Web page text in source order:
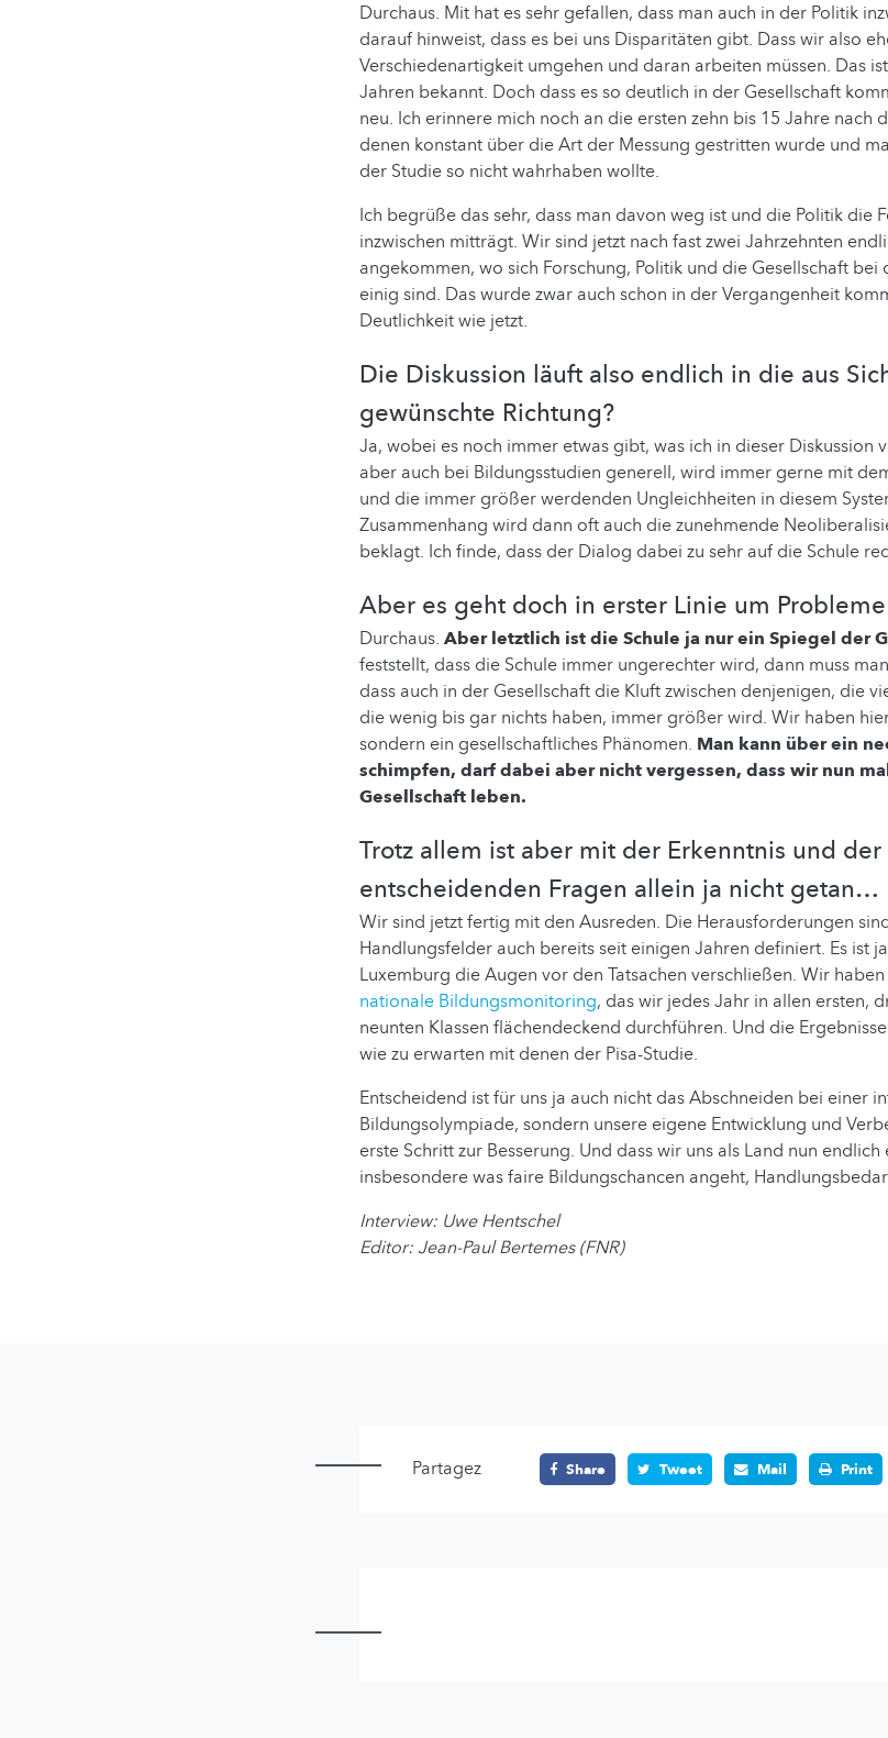
Durchaus. Mit hat es sehr gefallen, dass man auch in der Politik
darauf hinweist, dass es bei uns Disparitäten gibt. Dass wir also
Verschiedenartigkeit umgehen und daran arbeiten müssen. Das
Jahren bekannt. Doch dass es so deutlich in der Gesellschaft
neu. Ich erinnere mich noch an die ersten zehn bis 15 Jahre nach
denen konstant über die Art der Messung gestritten wurde und
der Studie so nicht wahrhaben wollte.
Ich begrüße das sehr, dass man davon weg ist und die Politik die
inzwischen mitträgt. Wir sind jetzt nach fast zwei Jahrzehnten
angekommen, wo sich Forschung, Politik und die Gesellschaft bei
einig sind. Das wurde zwar auch schon in der Vergangenheit
Deutlichkeit wie jetzt.
Die Diskussion läuft also endlich in die aus
gewünschte Richtung?
Ja, wobei es noch immer etwas gibt, was ich in dieser Diskussion
aber auch bei Bildungsstudien generell, wird immer gerne mit
und die immer größer werdenden Ungleichheiten in diesem
Zusammenhang wird dann oft auch die zunehmende
beklagt. Ich finde, dass der Dialog dabei zu sehr auf die Schule
Aber es geht doch in erster Linie um
Durchaus. Aber letztlich ist die Schule ja nur ein Spiegel der
feststellt, dass die Schule immer ungerechter wird, dann muss
dass auch in der Gesellschaft die Kluft zwischen denjenigen, die
die wenig bis gar nichts haben, immer größer wird. Wir haben
sondern ein gesellschaftliches Phänomen. Man kann über ein
schimpfen, darf dabei aber nicht vergessen, dass wir nun
Gesellschaft leben.
Trotz allem ist aber mit der Erkenntnis und
entscheidenden Fragen allein ja nicht getan…
Wir sind jetzt fertig mit den Ausreden. Die Herausforderungen
Handlungsfelder auch bereits seit einigen Jahren definiert. Es ist
Luxemburg die Augen vor den Tatsachen verschließen. Wir
nationale Bildungsmonitoring, das wir jedes Jahr in allen ersten,
neunten Klassen flächendeckend durchführen. Und die
wie zu erwarten mit denen der Pisa-Studie.
Entscheidend ist für uns ja auch nicht das Abschneiden bei einer
Bildungsolympiade, sondern unsere eigene Entwicklung und
erste Schritt zur Besserung. Und dass wir uns als Land nun
insbesondere was faire Bildungschancen angeht,
Interview: Uwe Hentschel
Editor: Jean-Paul Bertemes (FNR)
Partagez Share Tweet Mail Print